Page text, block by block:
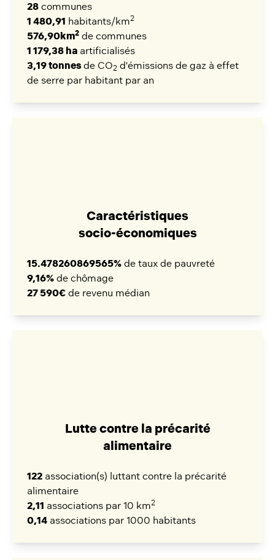
28 communes
1 480,91 habitants/km2
576,90km2 de communes
1 179,38 ha artificialisés
3,19 tonnes de CO2 d'émissions de gaz à effet
de serre par habitant par an
Caractéristiques
socio-économiques
15.478260869565% de taux de pauvreté
9,16% de chômage
27 590€ de revenu médian
Lutte contre la précarité
alimentaire
122 association(s) luttant contre la précarité
alimentaire
2,11 associations par 10 km2
0,14 associations par 1000 habitants